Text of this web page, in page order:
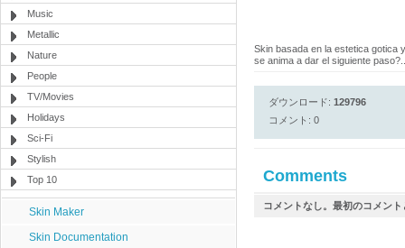
Music
Metallic
Nature
People
TV/Movies
Holidays
Sci-Fi
Stylish
Top 10
Skin Maker
Skin Documentation
Skin basada en la estetica gotica
se anima a dar el siguiente
ダウンロード: 129796
コメント: 0
Comments
コメントなし。最初のコメン